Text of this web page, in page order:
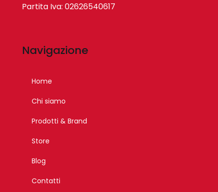
Partita Iva: 02626540617
Navigazione
Home
Chi siamo
Prodotti & Brand
Store
Blog
Contatti